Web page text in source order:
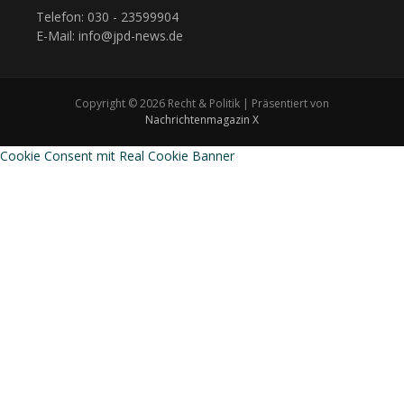
Telefon: 030 - 23599904
E-Mail: info@jpd-news.de
Copyright © 2026 Recht & Politik | Präsentiert von
Nachrichtenmagazin X
Cookie Consent mit Real Cookie Banner